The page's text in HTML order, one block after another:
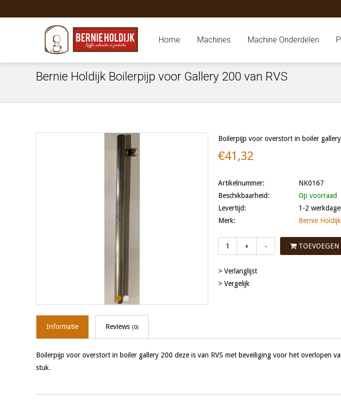
Home Machines Machine Onderdelen
Bernie Holdijk Boilerpijp voor Gallery 200 van RVS
Boilerpijp voor overstort in boiler
€41,32
Artikelnummer:
NK0167
Beschikbaarheid:
Op voorraad
Levertijd:
1-2
Merk:
Bernie Holdijk
+ -
> Verlanglijst
> Vergelijk
Informatie Reviews (0)
Boilerpijp voor overstort in boiler gallery 200 deze is van RVS met beveiliging voor het overlopen
stuk.